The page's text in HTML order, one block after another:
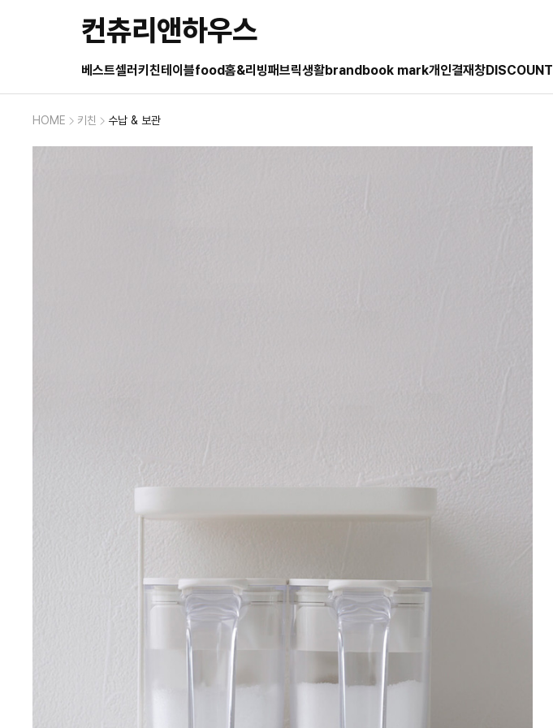
컨츄리앤하우스
베스트셀러 키친테이블food홈&리빙패브릭생활brandbook mark개인결재창DISCOUNT
HOME 키친 수납 & 보관